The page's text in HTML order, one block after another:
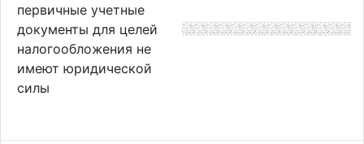
первичные учетные
документы для целей
налогообложения не
имеют юридической
силы